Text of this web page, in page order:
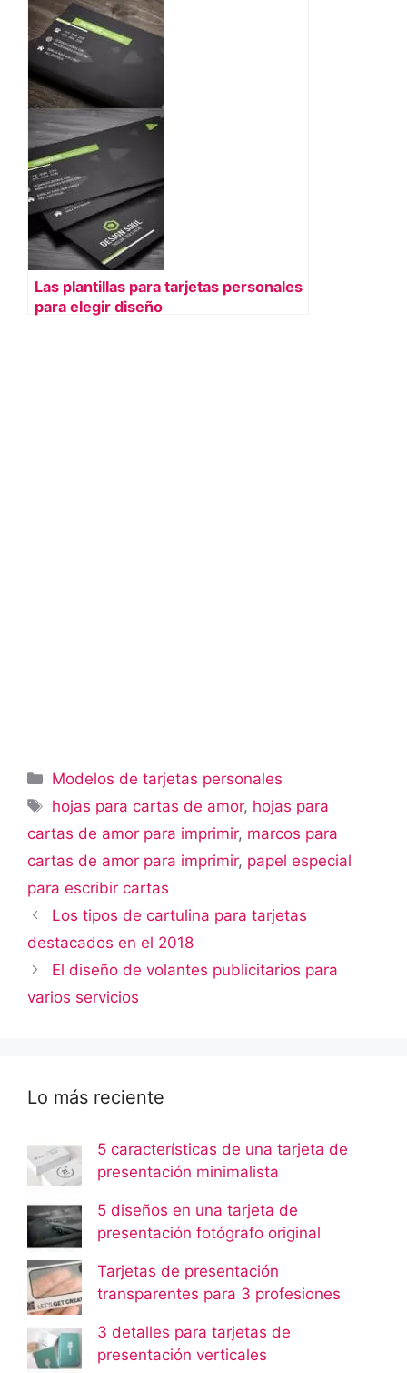
Las plantillas para tarjetas personales
para elegir diseño
Categorías
Modelos de tarjetas personales
Etiquetas
hojas para cartas de amor, hojas para
cartas de amor para imprimir, marcos para
cartas de amor para imprimir, papel especial
para escribir cartas
Los tipos de cartulina para tarjetas
destacados en el 2018
El diseño de volantes publicitarios para
varios servicios
Lo más reciente
5 características de una tarjeta de
presentación minimalista
5 diseños en una tarjeta de
presentación fotógrafo original
Tarjetas de presentación
transparentes para 3 profesiones
3 detalles para tarjetas de
presentación verticales